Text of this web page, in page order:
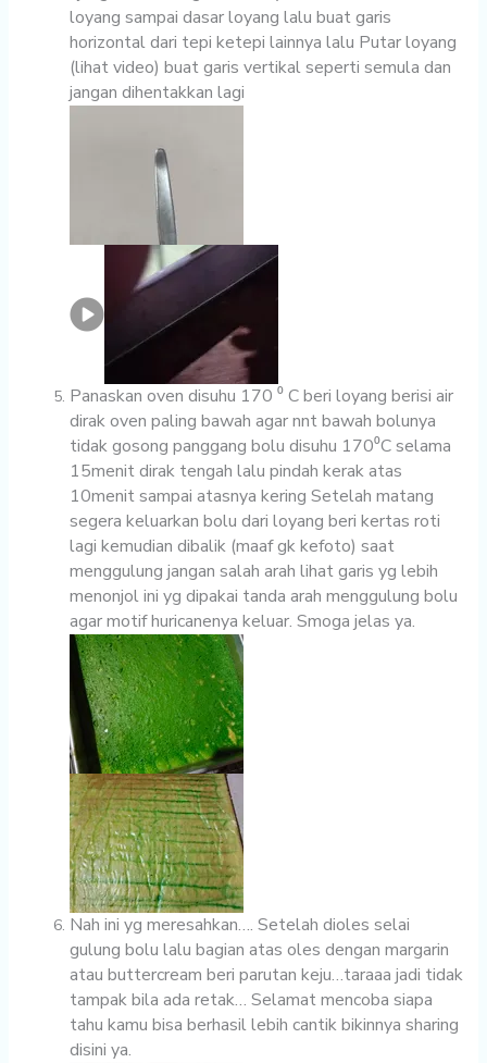
loyang sampai dasar loyang lalu buat garis
horizontal dari tepi ketepi lainnya lalu Putar loyang
(lihat video) buat garis vertikal seperti semula dan
jangan dihentakkan lagi
Panaskan oven disuhu 170 ⁰ C beri loyang berisi air
dirak oven paling bawah agar nnt bawah bolunya
tidak gosong panggang bolu disuhu 170⁰C selama
15menit dirak tengah lalu pindah kerak atas
10menit sampai atasnya kering Setelah matang
segera keluarkan bolu dari loyang beri kertas roti
lagi kemudian dibalik (maaf gk kefoto) saat
menggulung jangan salah arah lihat garis yg lebih
menonjol ini yg dipakai tanda arah menggulung bolu
agar motif huricanenya keluar. Smoga jelas ya.
Nah ini yg meresahkan…. Setelah dioles selai
gulung bolu lalu bagian atas oles dengan margarin
atau buttercream beri parutan keju…taraaa jadi tidak
tampak bila ada retak… Selamat mencoba siapa
tahu kamu bisa berhasil lebih cantik bikinnya sharing
disini ya.